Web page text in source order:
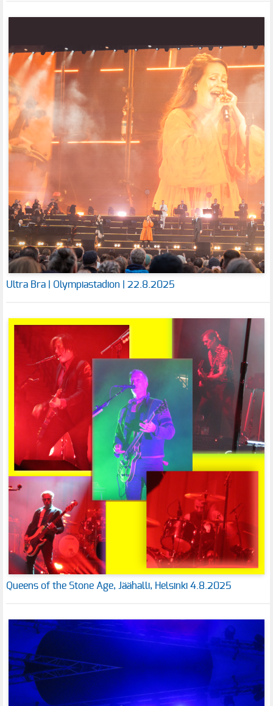
Ultra Bra | Olympiastadion | 22.8.2025
Queens of the Stone Age, Jäähalli, Helsinki 4.8.2025